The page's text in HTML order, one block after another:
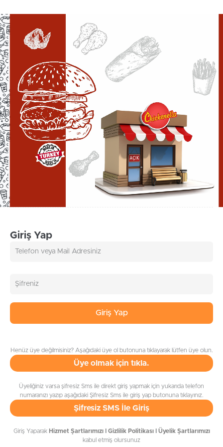
Giriş Yap
Giriş Yap
Henüz üye değilmisiniz? Aşağıdaki üye ol butonuna tıklayarak lütfen üye olun.
Üye olmak için tıkla.
Üyeliğiniz varsa şifresiz Sms ile direkt giriş yapmak için yukarıda telefon
numaranızı yazıp aşağıdaki Şifresiz Sms ile giriş yap butonuna tıklayınız.
Şifresiz SMS İle Giriş
Giriş Yaparak Hizmet Şartlarımızı Gizlilik Politikası
Üyelik Şartlarımızı
kabul etmiş olursunuz